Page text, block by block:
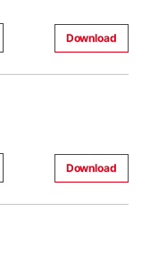
Download
Download